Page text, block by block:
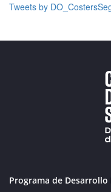
Tweets by
Programa de